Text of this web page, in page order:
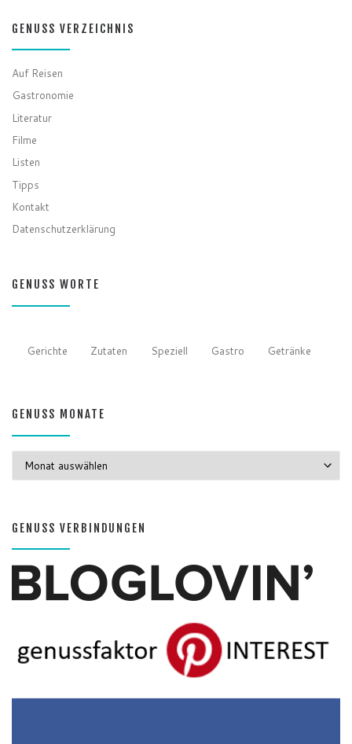
GENUSS VERZEICHNIS
Auf Reisen
Gastronomie
Literatur
Filme
Listen
Tipps
Kontakt
Datenschutzerklärung
GENUSS WORTE
Gerichte Zutaten Speziell Gastro Getränke
GENUSS MONATE
GENUSS VERBINDUNGEN